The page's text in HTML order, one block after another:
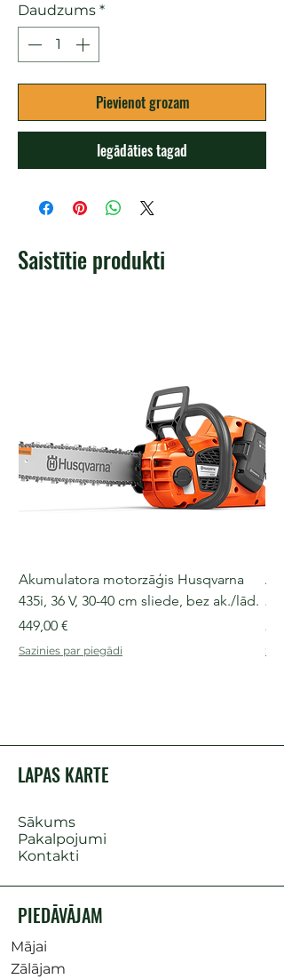
Daudzums *
Pievienot grozam
Iegādāties tagad
Saistītie produkti
Akumulatora motorzāģis Husqvarna
435i, 36 V, 30-40 cm sliede, bez ak./lād.
Cena
449,00 €
Sazinies par piegādi
LAPAS KARTE
Sākums
Pakalpojumi
Kontakti
PIEDĀVĀJAM
Mājai
Zālājam